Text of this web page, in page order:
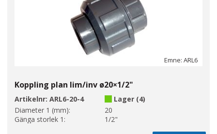
Emne: ARL6
Koppling plan lim/inv ø20×1/2"
Artikelnr: ARL6-20-4
Lager (4)
Diameter 1 (mm):
20
Gänga storlek 1:
1/2"